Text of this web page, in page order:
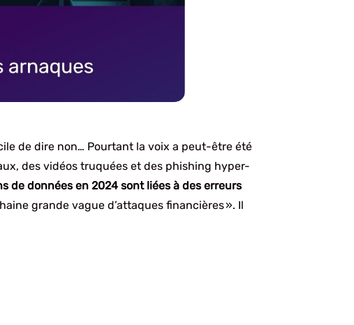
de dire non… Pourtant la voix a peut-être été
des vidéos truquées et des phishing hyper-
de données en 2024 sont liées à des erreurs
grande vague d’attaques financières ». Il